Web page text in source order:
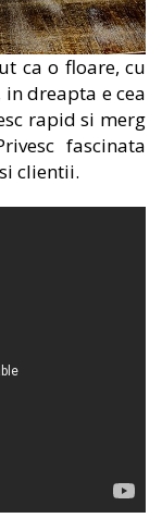
ca o floare, cu
dreapta e cea
rapid si merg
fascinata
clientii.